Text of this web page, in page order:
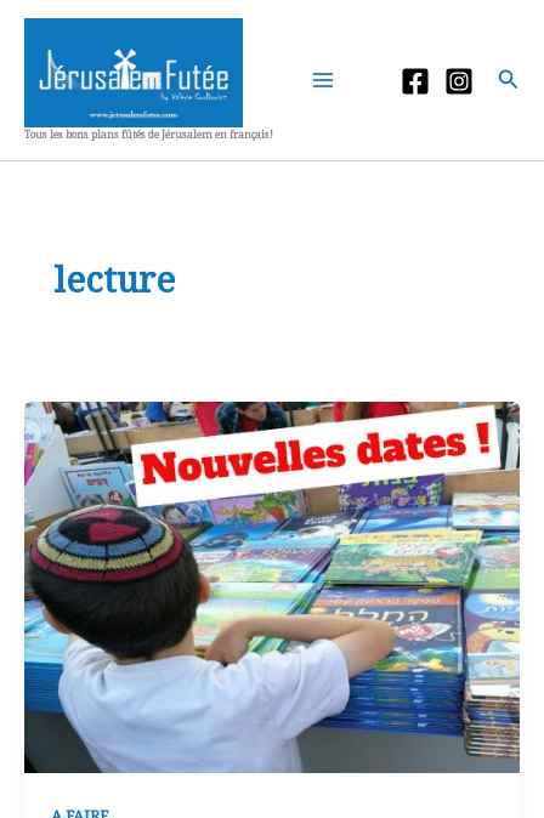
Aller
contenu
Tous les bons plans fûtés de Jérusalem en français!
lecture